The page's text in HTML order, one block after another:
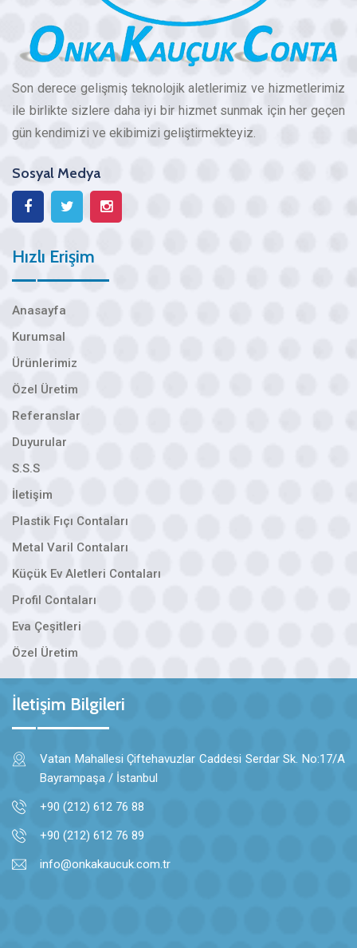
Son derece gelişmiş teknolojik aletlerimiz ve hizmetlerimiz
ile birlikte sizlere daha iyi bir hizmet sunmak için her geçen
gün kendimizi ve ekibimizi geliştirmekteyiz.
Sosyal Medya
Hızlı Erişim
Anasayfa
Kurumsal
Ürünlerimiz
Özel Üretim
Referanslar
Duyurular
S.S.S
İletişim
Plastik Fıçı Contaları
Metal Varil Contaları
Küçük Ev Aletleri Contaları
Profil Contaları
Eva Çeşitleri
Özel Üretim
İletişim Bilgileri
Vatan Mahallesi Çiftehavuzlar Caddesi Serdar Sk. No:17/A
Bayrampaşa / İstanbul
+90 (212) 612 76 88
+90 (212) 612 76 89
info@onkakaucuk.com.tr